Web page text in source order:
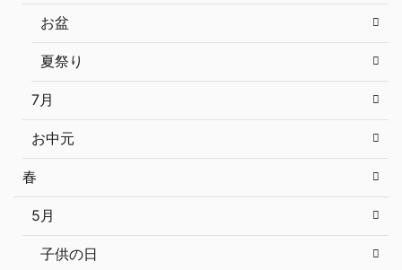
お盆
夏祭り
7月
お中元
春
5月
子供の日